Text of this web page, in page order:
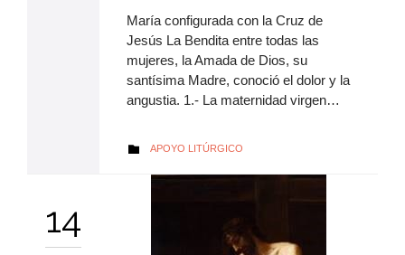
María configurada con la Cruz de
Jesús La Bendita entre todas las
mujeres, la Amada de Dios, su
santísima Madre, conoció el dolor y la
angustia. 1.- La maternidad virgen…
 AUTOR
APOYO LITÚRGICO
14